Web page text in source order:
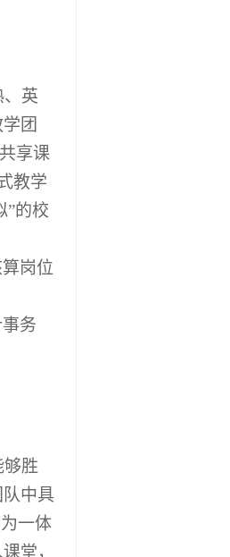
、英
团
享课
教学
”的校
岗位
务
够胜
中具
一体
堂，